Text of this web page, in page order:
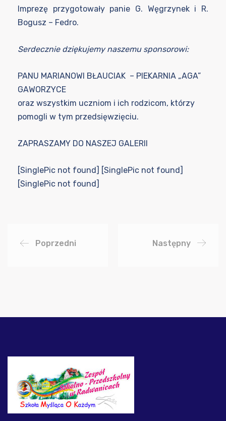
Imprezę przygotowały panie G. Węgrzynek i R.
Bogusz – Fedro.
Serdecznie dziękujemy naszemu sponsorowi:
PANU MARIANOWI BŁAUCIAK – PIEKARNIA „AGA”
GAWORZYCE
oraz wszystkim uczniom i ich rodzicom, którzy
pomogli w tym przedsięwzięciu.
ZAPRASZAMY DO NASZEJ GALERII
[SinglePic not found] [SinglePic not found]
[SinglePic not found]
Poprzedni Następny